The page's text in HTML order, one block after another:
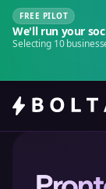
FREE PILOT
We'll run your
Selecting 10